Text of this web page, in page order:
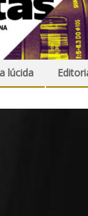
lúcida